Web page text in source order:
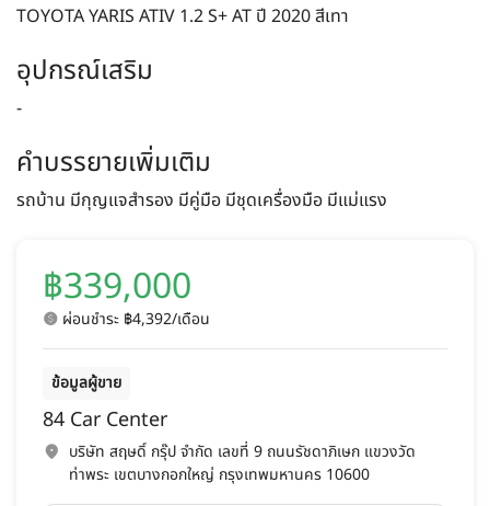
TOYOTA YARIS ATIV 1.2 S+ AT ปี 2020 สีเทา
อุปกรณ์เสริม
-
คำบรรยายเพิ่มเติม
รถบ้าน มีกุญแจสำรอง มีคู่มือ มีชุดเครื่องมือ มีแม่แรง
฿339,000
ผ่อนชำระ ฿4,392/เดือน
ข้อมูลผู้ขาย
84 Car Center
บริษัท สฤษดิ์ กรุ๊ป จำกัด เลขที่ 9 ถนนรัชดาภิเษก แขวงวัด
ท่าพระ เขตบางกอกใหญ่ กรุงเทพมหานคร 10600